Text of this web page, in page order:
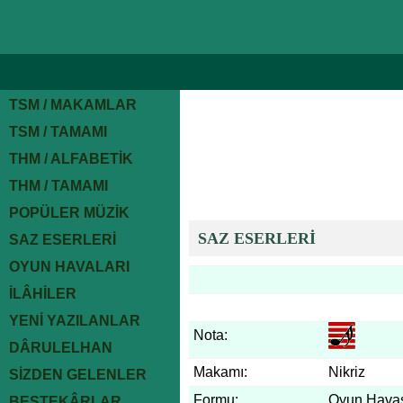
TSM / MAKAMLAR
TSM / TAMAMI
THM / ALFABETİK
THM / TAMAMI
POPÜLER MÜZİK
SAZ ESERLERİ
OYUN HAVALARI
İLÂHİLER
YENİ YAZILANLAR
DÂRULELHAN
SİZDEN GELENLER
SAZ ESERLERİ
Nota:
Makamı:
Nikriz
Formu:
Oyun